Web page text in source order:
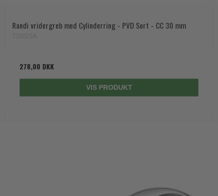
Randi vridergreb med Cylinderring - PVD Sort - CC 30 mm
278,00 DKK
VIS PRODUKT